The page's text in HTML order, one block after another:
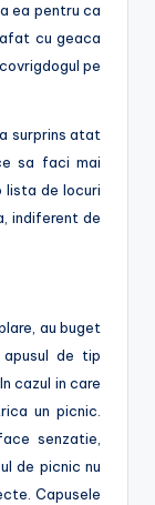
ea pentru ca
cu geaca
pe
surprins atat
sa faci mai
lista de locuri
indiferent de
au buget
de tip
cazul in care
un picnic.
senzatie,
de picnic nu
Capusele